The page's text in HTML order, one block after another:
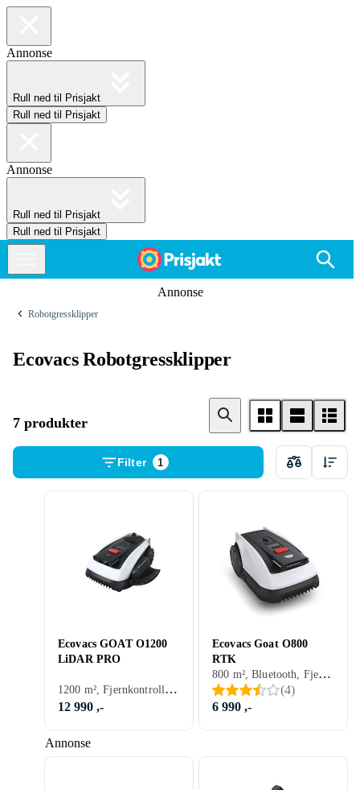
Annonse
Rull ned til Prisjakt
Rull ned til Prisjakt
Annonse
Rull ned til Prisjakt
Rull ned til Prisjakt
Annonse
Robotgressklipper
Ecovacs Robotgressklipper
7 produkter
Filter 1
Annonse
Ecovacs GOAT O1200
LiDAR PRO
1200 m², Fjernkontroll, GPS-assistert navigasjon
12 990 ,-
Ecovacs Goat O800
RTK
800 m², Bluetooth, Fjernkontroll, Automatisk dokking, Innebygd Wi-Fi, Appkontroll, Tyverialarm, GPS-assistert navigasjon, Uten begrensningskabel
(4)
6 990 ,-